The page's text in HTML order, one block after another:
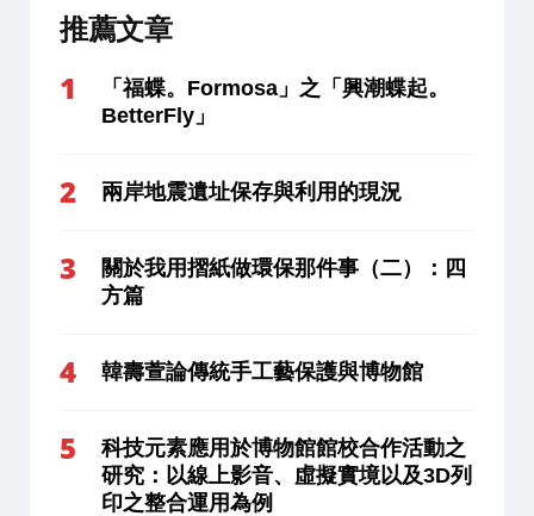
推薦文章
「福蝶。Formosa」之「興潮蝶起。
BetterFly」
兩岸地震遺址保存與利用的現況
關於我用摺紙做環保那件事（二）：四
方篇
韓壽萱論傳統手工藝保護與博物館
科技元素應用於博物館館校合作活動之
研究：以線上影音、虛擬實境以及3D列
印之整合運用為例